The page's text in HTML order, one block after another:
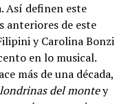
Así definen este
anteriores de este
y Carolina Bonzi
en lo musical.
más de una década,
del montey